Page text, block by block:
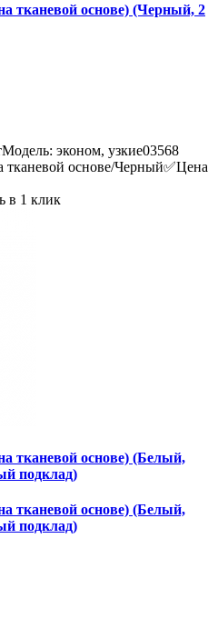
тканевой основе) (Черный, 2
эконом, узкие03568
основе/Черный✅Цена
в 1 клик
тканевой основе) (Белый,
подклад)
тканевой основе) (Белый,
подклад)